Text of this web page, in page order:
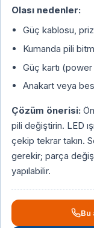
Olası nedenler:
Güç kablosu,
Kumanda pili
Güç kartı (power
Anakart veya
Çözüm önerisi:
pili değiştirin. LED
çekip tekrar takın.
gerekir; parça
yapılabilir.
Bu